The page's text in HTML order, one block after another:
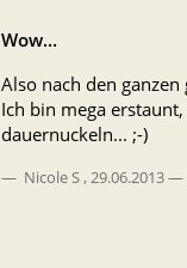
Wow...
Also nach den
Ich bin mega
dauernuckeln... ;-)
Nicole S,29.06.2013